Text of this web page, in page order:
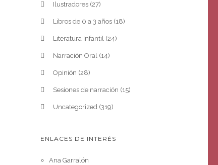
Ilustradores (27)
Libros de 0 a 3 años (18)
Literatura Infantil (24)
Narración Oral (14)
Opinión (28)
Sesiones de narración (15)
Uncategorized (319)
ENLACES DE INTERÉS
Ana Garralón